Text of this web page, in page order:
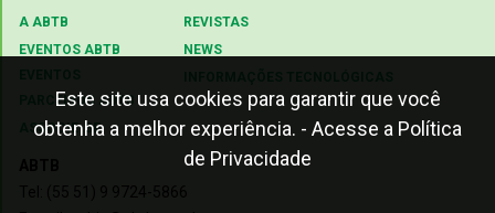
Este site usa cookies para garantir que você
obtenha a melhor experiência. - Acesse a Política
de Privacidade
A ABTB
EVENTOS ABTB
PARCEIROS ABTB
ASSOCIE-SE
REVISTAS
NEWS